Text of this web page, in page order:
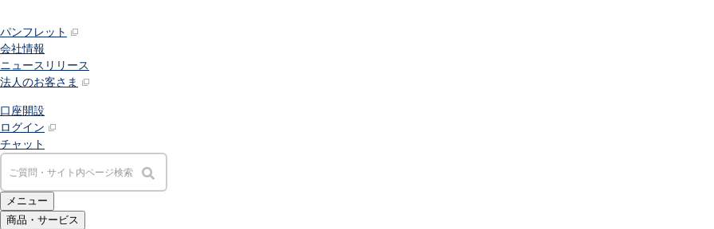
パンフレット
会社情報
ニュースリリース
法人のお客さま
口座開設
ログイン
チャット
メニュー
商品・サービス